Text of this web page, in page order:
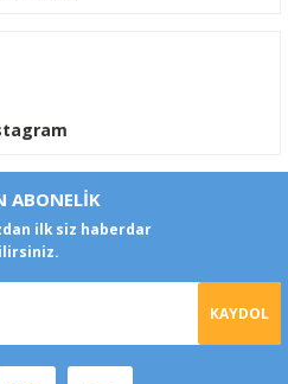
ABONELİK
ilk siz haberdar
KAYDOL